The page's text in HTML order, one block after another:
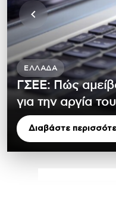
ΕΛΛΆΔΑ
ΓΣΕΕ: Πώς
για την αργία
Διαβάστε